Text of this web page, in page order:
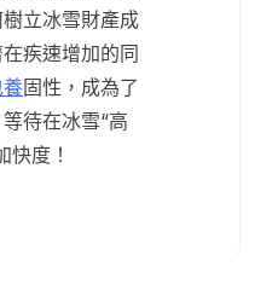
立冰雪財產成
疾速增加的同
固性，成為了
待在冰雪“高
快度！